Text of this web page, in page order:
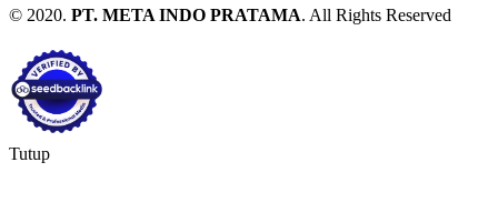
© 2020. PT. META INDO PRATAMA. All Rights Reserved
Tutup